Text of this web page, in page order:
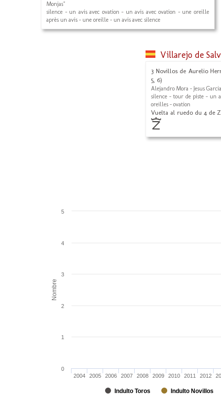
Monjas"
silence - un avis avec ovation - un avis avec ovation - une oreille
après un avis - une oreille - un avis avec silence
Villarejo de
3 Novillos de Aurelio
5, 6)
Alejandro Mora - Jesus
silence - tour de piste - un
oreilles - ovation
Vuelta al ruedo du 4 de
Nombre
Indulto Toros Indulto Novillos
2004 2005 2006 2007 2008 2009 2010 2011 2012
0
1
2
3
4
5